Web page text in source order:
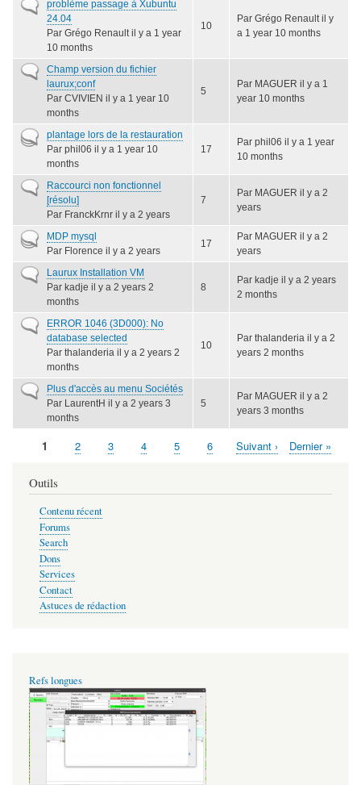
Sujet
normal
problème passage à Xubuntu
24.04
Par Grégo Renault il y a 1 year
10 months
10
Par Grégo Renault il y
a 1 year 10 months
Sujet
normal
Champ version du fichier
laurux;conf
Par CVIVIEN il y a 1 year 10
months
5
Par MAGUER il y a 1
year 10 months
Sujet
actif
plantage lors de la restauration
Par phil06 il y a 1 year 10
months
17
Par phil06 il y a 1 year
10 months
Sujet
normal
Raccourci non fonctionnel
[résolu]
Par FranckKrnr il y a 2 years
7
Par MAGUER il y a 2
years
Sujet
actif
MDP mysql
Par Florence il y a 2 years
17
Par MAGUER il y a 2
years
Sujet
normal
Laurux Installation VM
Par kadje il y a 2 years 2
months
8
Par kadje il y a 2 years
2 months
Sujet
normal
ERROR 1046 (3D000): No
database selected
Par thalanderia il y a 2 years 2
months
10
Par thalanderia il y a 2
years 2 months
Sujet
normal
Plus d'accès au menu Sociétés
Par LaurentH il y a 2 years 3
months
5
Par MAGUER il y a 2
years 3 months
Page
1 Page
2 Page
3 Page
4 Page
5 Page
6
Page
Suivant ›
Dernière
Dernier »
Outils
Contenu récent
Forums
Search
Dons
Services
Contact
Astuces de rédaction
Refs longues